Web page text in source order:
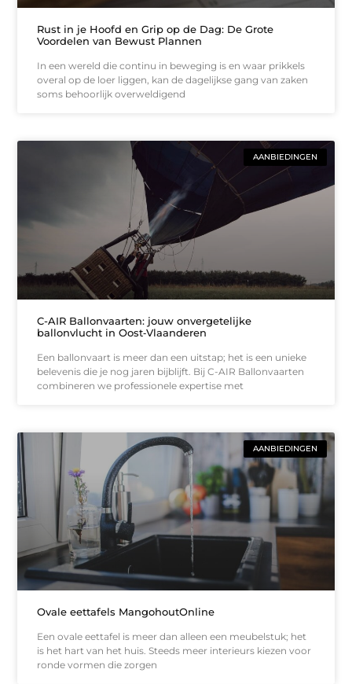
Rust in je Hoofd en Grip op de Dag: De Grote
Voordelen van Bewust Plannen
In een wereld die continu in beweging is en waar prikkels
overal op de loer liggen, kan de dagelijkse gang van zaken
soms behoorlijk overweldigend
AANBIEDINGEN
C-AIR Ballonvaarten: jouw onvergetelijke
ballonvlucht in Oost‑Vlaanderen
Een ballonvaart is meer dan een uitstap; het is een unieke
belevenis die je nog jaren bijblijft. Bij C-AIR Ballonvaarten
combineren we professionele expertise met
AANBIEDINGEN
Ovale eettafels MangohoutOnline
Een ovale eettafel is meer dan alleen een meubelstuk; het
is het hart van het huis. Steeds meer interieurs kiezen voor
ronde vormen die zorgen